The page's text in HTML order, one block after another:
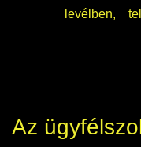
levélben,
Az